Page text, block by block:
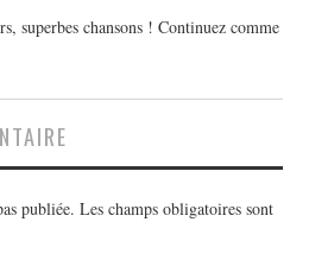
superbes chansons ! Continuez comme
publiée. Les champs obligatoires sont